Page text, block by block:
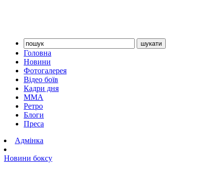
Головна
Новини
Фотогалерея
Відео боїв
Кадри дня
ММА
Ретро
Блоги
Преса
Адмінка
Новини боксу